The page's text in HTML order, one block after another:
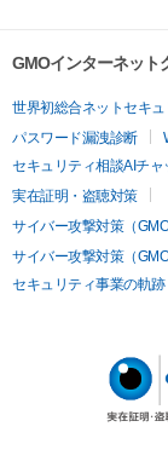
GMOインターネット
世界初総合ネットセキュ
パスワード漏洩診断
セキュリティ相談AIチャ
実在証明・盗聴対策
サイバー攻撃対策（
サイバー攻撃対策（GMO
セキュリティ事業の軌跡